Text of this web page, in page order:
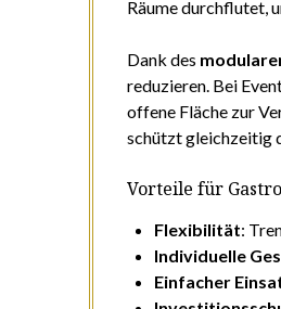
Räume durchflutet,
Dank des
reduzieren. Bei
offene Fläche zur
schützt gleichzeitig
Vorteile für
Flexibilität:
Individuelle
Einfacher